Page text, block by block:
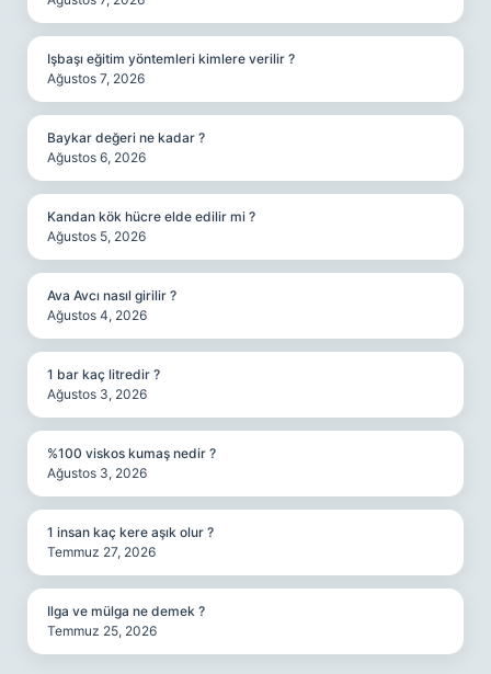
Işbaşı eğitim yöntemleri kimlere verilir ?
Ağustos 7, 2026
Baykar değeri ne kadar ?
Ağustos 6, 2026
Kandan kök hücre elde edilir mi ?
Ağustos 5, 2026
Ava Avcı nasıl girilir ?
Ağustos 4, 2026
1 bar kaç litredir ?
Ağustos 3, 2026
%100 viskos kumaş nedir ?
Ağustos 3, 2026
1 insan kaç kere aşık olur ?
Temmuz 27, 2026
Ilga ve mülga ne demek ?
Temmuz 25, 2026